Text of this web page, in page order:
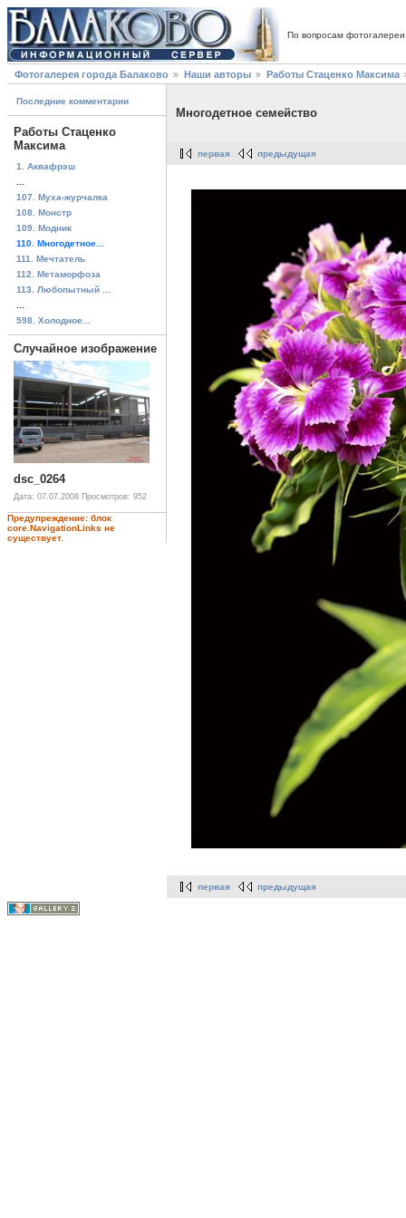
По вопросам
Фотогалерея города Балаково Наши авторы Работы Стаценко Максима
Последние комментарии
Работы Стаценко
Максима
1. Аквафрэш
107. Муха-журчалка
108. Монстр
109. Модник
110. Многодетное...
111. Мечтатель
112. Метаморфоза
113. Любопытный ...
598. Холодное...
Случайное изображение
dsc_0264
Дата: 07.07.2008 Просмотров: 952
Предупреждение: блок
core.NavigationLinks не
существует.
Многодетное семейство
первая предыдущая
первая предыдущая